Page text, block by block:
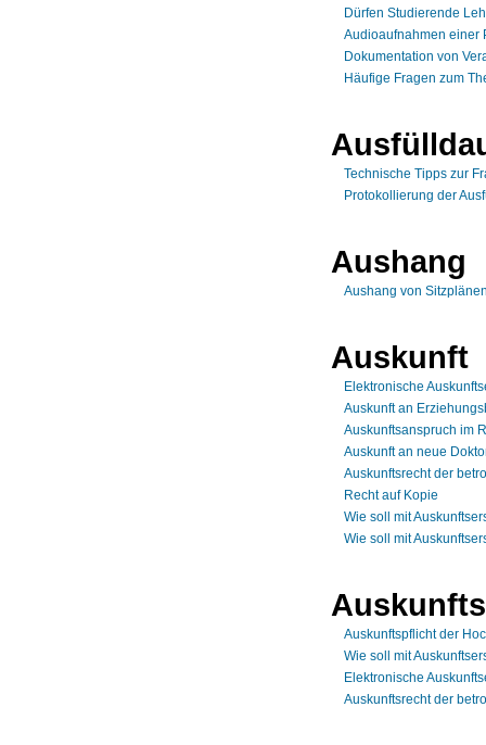
Dürfen Studierende
Audioaufnahmen einer
Dokumentation von
Häufige Fragen zum
Technische Tipps zur
Protokollierung der
Aushang
Aushang von
Auskunft
Elektronische
Auskunft an
Auskunftsanspruch im
Auskunft an neue
Auskunftsrecht der
Recht auf Kopie
Wie soll mit
Wie soll mit
Auskunftspflicht der
Wie soll mit
Elektronische
Auskunftsrecht der